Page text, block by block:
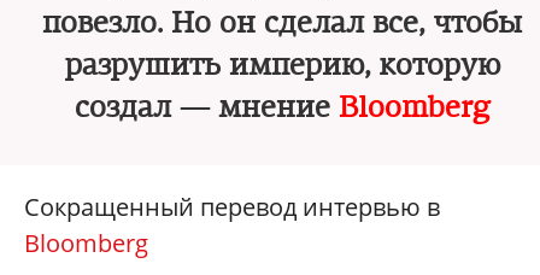
повезло. Но он сделал все, чтобы
разрушить империю, которую
создал — мнение Bloomberg
Сокращенный перевод интервью в
Bloomberg